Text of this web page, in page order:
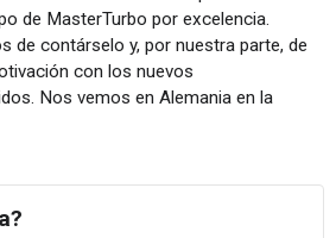
de MasterTurbo por excelencia.
de contárselo y, por nuestra parte, de
con los nuevos
Nos vemos en Alemania en la